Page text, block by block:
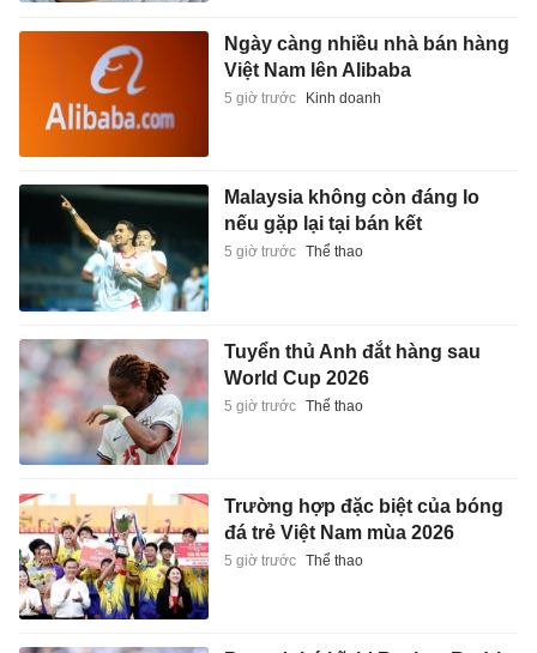
Ngày càng nhiều nhà bán hàng
Việt Nam lên Alibaba
5 giờ trước Kinh doanh
Malaysia không còn đáng lo
nếu gặp lại tại bán kết
5 giờ trước Thể thao
Tuyển thủ Anh đắt hàng sau
World Cup 2026
5 giờ trước Thể thao
Trường hợp đặc biệt của bóng
đá trẻ Việt Nam mùa 2026
5 giờ trước Thể thao